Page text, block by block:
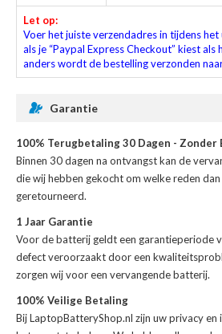
Let op:
Voer het juiste verzendadres in tijdens het
als je “Paypal Express Checkout” kiest als
anders wordt de bestelling verzonden
Garantie
100% Terugbetaling 30 Dagen - Zonder
Binnen 30 dagen na ontvangst kan de
die wij hebben gekocht om welke reden
geretourneerd.
1 Jaar Garantie
Voor debatterij geldt een garantieperiode
defect veroorzaakt door een
zorgen wij voor een vervangende batterij.
100% Veilige Betaling
Bij LaptopBatteryShop.nl zijn uw privacy